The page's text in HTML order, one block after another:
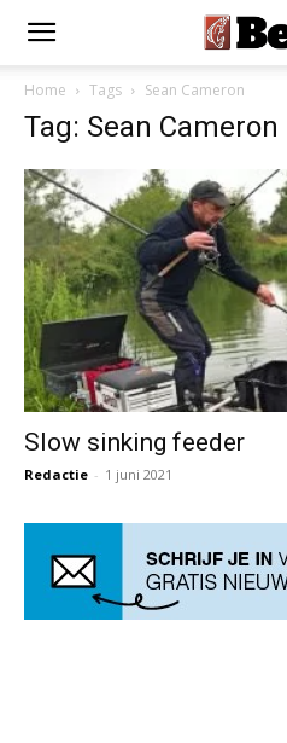
Home Tags Sean Cameron
Tag: Sean Cameron
Slow sinking feeder
Redactie - 1 juni 2021